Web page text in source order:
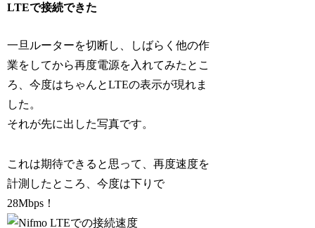
LTEで接続できた
一旦ルーターを切断し、しばらく他の作
業をしてから再度電源を入れてみたとこ
ろ、今度はちゃんとLTEの表示が現れま
した。
それが先に出した写真です。
これは期待できると思って、再度速度を
計測したところ、今度は下りで
28Mbps！